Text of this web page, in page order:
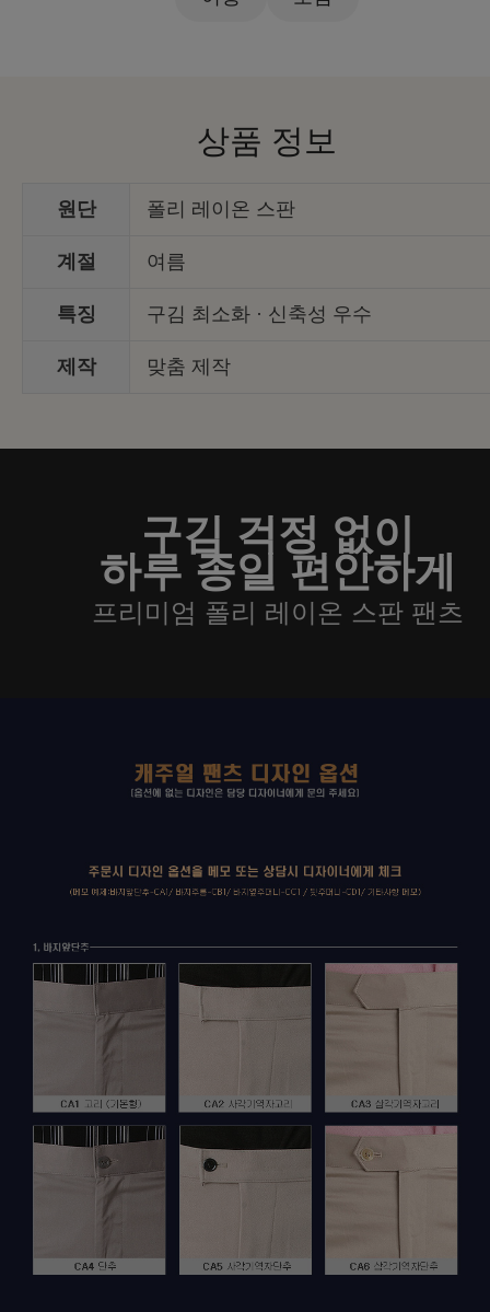
상품 정보
원단 폴리 레이온 스판
계절 여름
특징 구김 최소화 · 신축성 우수
제작 맞춤 제작
구김 걱정 없이
하루 종일 편안하게
프리미엄 폴리 레이온 스판 팬츠